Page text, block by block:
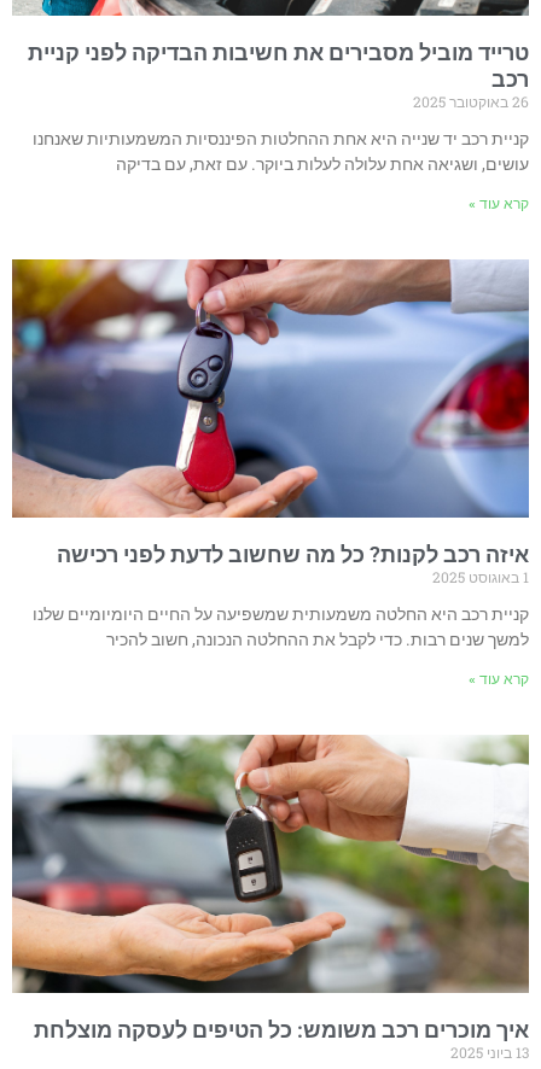
טרייד מוביל מסבירים את חשיבות הבדיקה לפני קניית
רכב
26 באוקטובר 2025
קניית רכב יד שנייה היא אחת ההחלטות הפיננסיות המשמעותיות שאנחנו
עושים, ושגיאה אחת עלולה לעלות ביוקר. עם זאת, עם בדיקה
קרא עוד »
איזה רכב לקנות? כל מה שחשוב לדעת לפני רכישה
1 באוגוסט 2025
קניית רכב היא החלטה משמעותית שמשפיעה על החיים היומיומיים שלנו
למשך שנים רבות. כדי לקבל את ההחלטה הנכונה, חשוב להכיר
קרא עוד »
איך מוכרים רכב משומש: כל הטיפים לעסקה מוצלחת
13 ביוני 2025